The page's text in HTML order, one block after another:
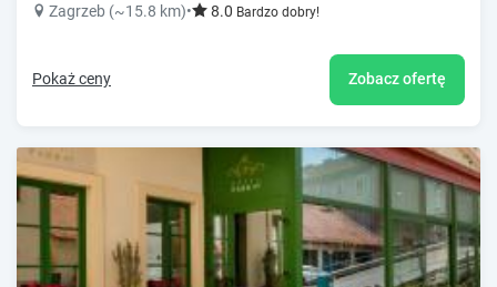
Zagrzeb (~15.8 km)• 8.0 Bardzo dobry!
Pokaż ceny Zobacz ofertę